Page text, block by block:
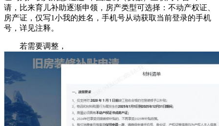
请，比来育儿补助逐渐申领，房产类型可选择：不动产权证、
房产证，仅写1小我的姓名，手机号从动获取当前登录的手机
号，详见注释。
若需要调整，